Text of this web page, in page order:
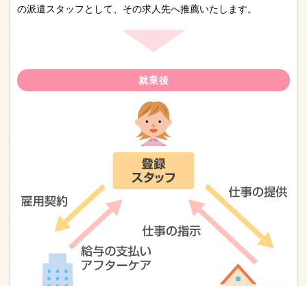
の派遣スタッフとして、その求人先へ推薦いたします。
就業後